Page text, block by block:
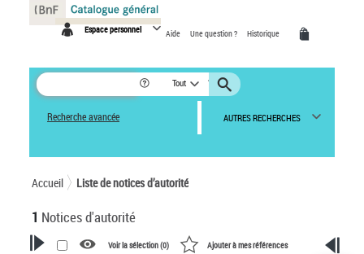
Espace personnel Aide Une question ? Historique
Tout
Recherche avancée AUTRES RECHERCHES
Accueil Liste de notices d’autorité
1 Notices d'autorité
Voir la sélection (0) Ajouter à mes références
Panneau de gestion des cookies